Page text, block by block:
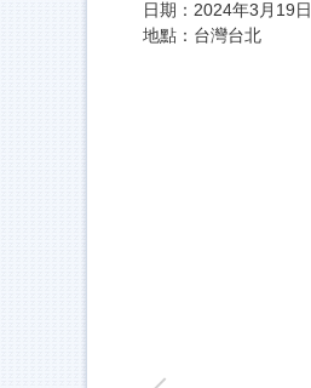
日期：2024年3月19日
地點：台灣台北